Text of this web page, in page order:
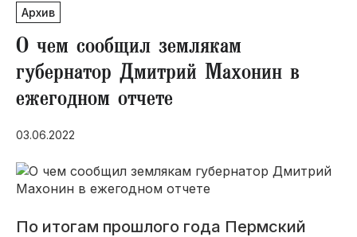
Молодежная столица РФ
СВО
Выборы в Пермском крае
Социальная поддержка
Инфраструктура
Благоустройство
Архив
О чем сообщил землякам
губернатор Дмитрий Махонин в
ежегодном отчете
03.06.2022
По итогам прошлого года Пермский